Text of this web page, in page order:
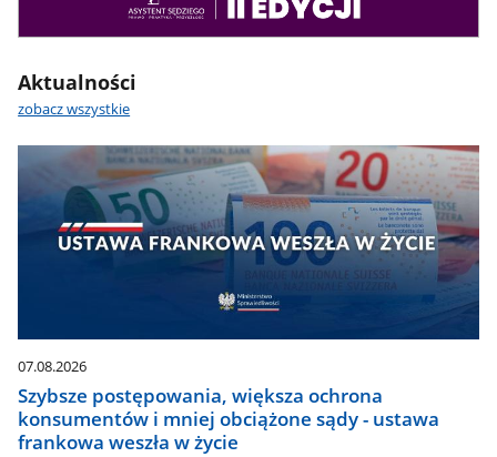
Aktualności
zobacz wszystkie
07.08.2026
Szybsze postępowania, większa ochrona
konsumentów i mniej obciążone sądy - ustawa
frankowa weszła w życie